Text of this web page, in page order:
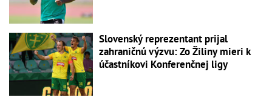
Slovenský reprezentant prijal
zahraničnú výzvu: Zo Žiliny mieri k
účastníkovi Konferenčnej ligy